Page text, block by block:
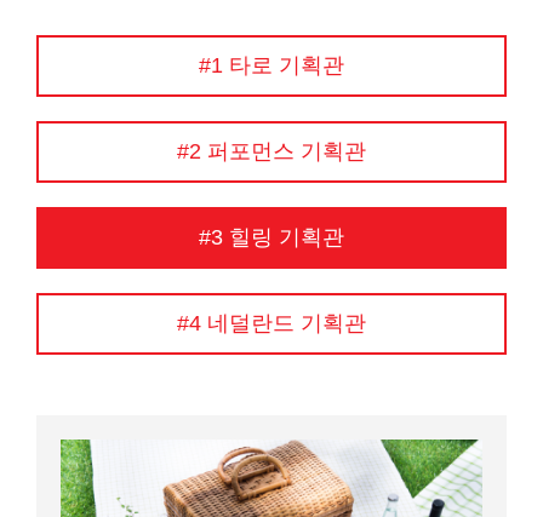
#1 타로 기획관
#2 퍼포먼스 기획관
#3 힐링 기획관
#4 네덜란드 기획관